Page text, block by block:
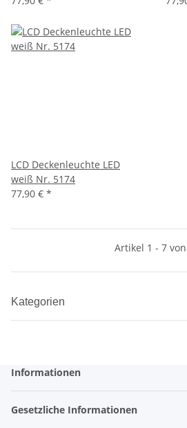
LCD Deckenleuchte LED
weiß Nr. 5174
77,90 € *
Artikel 1 - 7
Kategorien
Informationen
Gesetzliche Informationen